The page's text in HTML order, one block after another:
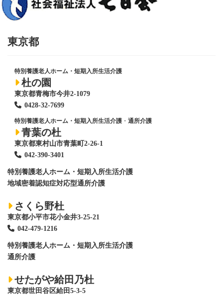
東京都
特別養護老人ホーム・短期入所生活介護
杜の園
東京都青梅市今井2-1079
0428-32-7699
特別養護老人ホーム・短期入所生活介護 ・ 通所介護
青葉の杜
東京都東村山市青葉町2-26-1
042-390-3401
特別養護老人ホーム ・短期入所生活介護
地域密着認知症対応型通所介護
さくら野杜
東京都小平市花小金井3-25-21
042-479-1216
特別養護老人ホーム ・短期入所生活介護
通所介護
せたがや給田乃杜
東京都世田谷区給田5-3-5